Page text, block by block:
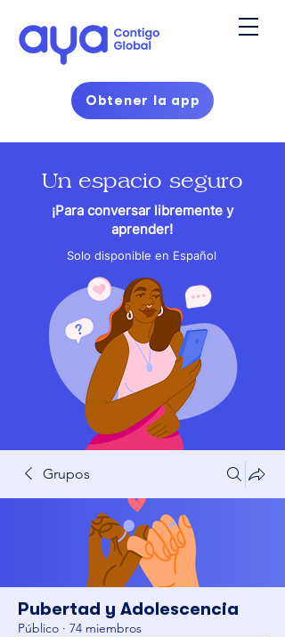
Obtener la app
Un espacio seguro
¡Para conversar libremente y
aprender!
Solo disponible en Español
Grupos
Pubertad y Adolescencia
Público · 74 miembros